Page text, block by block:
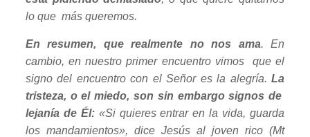
lo que más queremos.
En resumen, que realmente no nos ama. En
cambio, en nuestro primer encuentro vimos que el
signo del encuentro con el Señor es la alegría.La
tristeza, o el miedo, son sin embargo signos de
lejanía de Él:«Si quieres entrar en la vida, guarda
los mandamientos», dice Jesús al joven rico (Mt